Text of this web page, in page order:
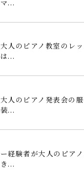
マ...
大人のピアノ教室のレ
は...
大人のピアノ発表会の
装...
ー経験者が大人のピア
き...